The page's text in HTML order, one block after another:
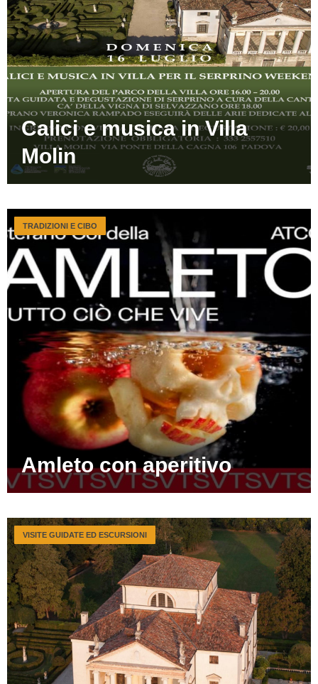
Calici e musica in Villa
Molin
Amleto con aperitivo
TRADIZIONI E CIBO
VISITE GUIDATE ED ESCURSIONI